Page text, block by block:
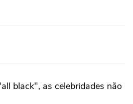
black", as celebridades não